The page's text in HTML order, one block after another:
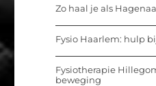
Zo haal je als
Fysio Haarlem: hulp
Fysiotherapie
beweging